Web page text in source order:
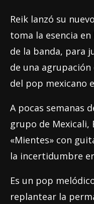
Reik lanzó su
toma la esencia
de la banda, para
de una
del pop mexicano
A pocas semanas
grupo de Mexicali,
«Mientes» con
la incertidumbre
Es un pop
replantear la